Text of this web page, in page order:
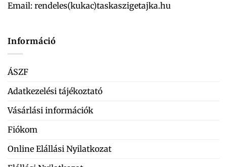
Email: rendeles(kukac)taskaszigetajka.hu
Információ
ÁSZF
Adatkezelési tájékoztató
Vásárlási információk
Fiókom
Online Elállási Nyilatkozat